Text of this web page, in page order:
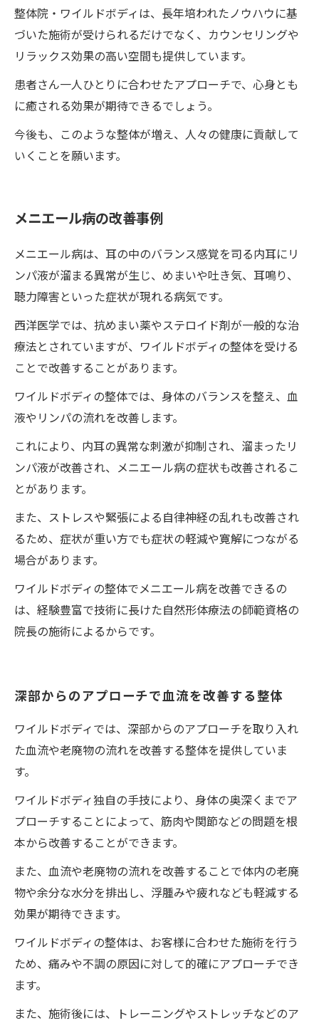
整体院・ワイルドボディは、長年培われたノウハウに基
づいた施術が受けられるだけでなく、カウンセリングや
リラックス効果の高い空間も提供しています。
患者さん一人ひとりに合わせたアプローチで、心身とも
に癒される効果が期待できるでしょう。
今後も、このような整体が増え、人々の健康に貢献して
いくことを願います。
メニエール病の改善事例
メニエール病は、耳の中のバランス感覚を司る内耳にリ
ンパ液が溜まる異常が生じ、めまいや吐き気、耳鳴り、
聴力障害といった症状が現れる病気です。
西洋医学では、抗めまい薬やステロイド剤が一般的な治
療法とされていますが、ワイルドボディの整体を受ける
ことで改善することがあります。
ワイルドボディの整体では、身体のバランスを整え、血
液やリンパの流れを改善します。
これにより、内耳の異常な刺激が抑制され、溜まったリ
ンパ液が改善され、メニエール病の症状も改善されるこ
とがあります。
また、ストレスや緊張による自律神経の乱れも改善され
るため、症状が重い方でも症状の軽減や寛解につながる
場合があります。
ワイルドボディの整体でメニエール病を改善できるの
は、経験豊富で技術に長けた自然形体療法の師範資格の
院長の施術によるからです。
深部からのアプローチで血流を改善する整体
ワイルドボディでは、深部からのアプローチを取り入れ
た血流や老廃物の流れを改善する整体を提供していま
す。
ワイルドボディ独自の手技により、身体の奥深くまでア
プローチすることによって、筋肉や関節などの問題を根
本から改善することができます。
また、血流や老廃物の流れを改善することで体内の老廃
物や余分な水分を排出し、浮腫みや疲れなども軽減する
効果が期待できます。
ワイルドボディの整体は、お客様に合わせた施術を行う
ため、痛みや不調の原因に対して的確にアプローチでき
ます。
また、施術後には、トレーニングやストレッチなどのア